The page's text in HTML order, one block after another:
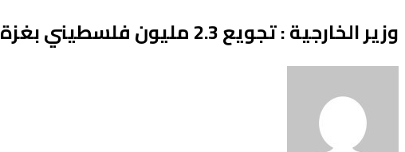
وزير الخارجية : تجويع 2.3 مليون فلسطيني بغزة جريمة ويجب رفع الحصار فورا